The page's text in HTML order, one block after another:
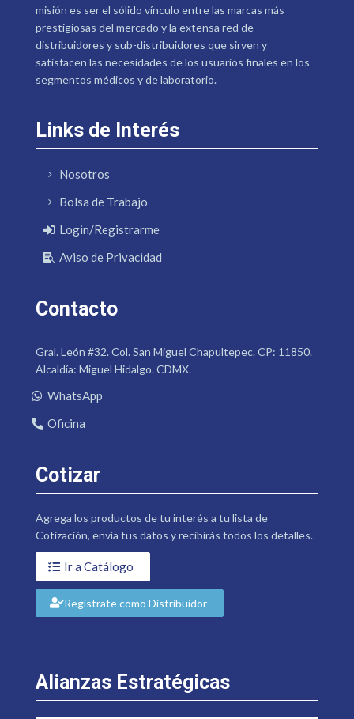
misión es ser el sólido vínculo entre las marcas más
prestigiosas del mercado y la extensa red de
distribuidores y sub-distribuidores que sirven y
satisfacen las necesidades de los usuarios finales en los
segmentos médicos y de laboratorio.
Links de Interés
Nosotros
Bolsa de Trabajo
Login/Registrarme
Aviso de Privacidad
Contacto
Gral. León #32. Col. San Miguel Chapultepec. CP: 11850.
Alcaldía: Miguel Hidalgo. CDMX.
WhatsApp
Oficina
Cotizar
Agrega los productos de tu interés a tu lista de
Cotización, envía tus datos y recibirás todos los detalles.
Ir a Catálogo
Regístrate como Distribuidor
Alianzas Estratégicas